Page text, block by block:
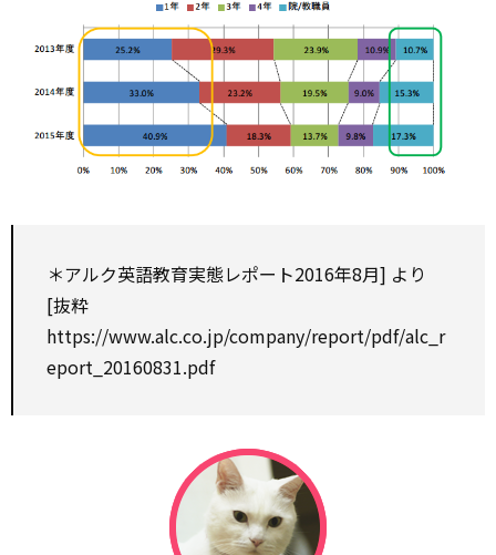
＊アルク英語教育実態レポート2016年8月] より
[抜粋
https://www.alc.co.jp/company/report/pdf/alc_r
eport_20160831.pdf